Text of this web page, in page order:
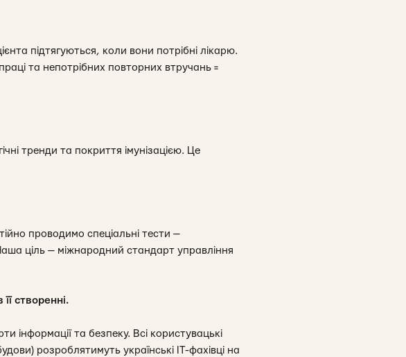
підтягуються, коли вони потрібні лікарю.
та непотрібних повторних втручань =
тренди та покриття імунізацією. Це
проводимо спеціальні тести —
ціль — міжнародний стандарт управління
створенні.
та безпеку. Всі користувацькі
розроблятимуть українські ІТ-фахівці на